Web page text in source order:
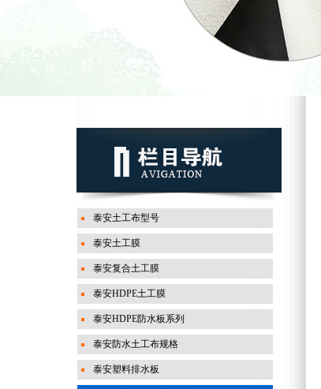
泰安土工布型号
泰安土工膜
泰安复合土工膜
泰安HDPE土工膜
泰安HDPE防水板系列
泰安防水土工布规格
泰安塑料排水板